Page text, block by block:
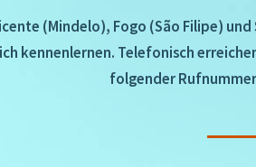
(Mindelo), Fogo (São Filipe)
kennenlernen. Telefonisch
folgender